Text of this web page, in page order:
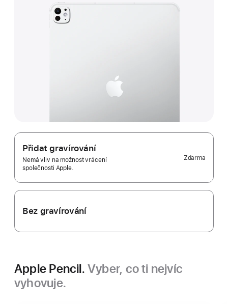
Přidat gravírování
Nemá vliv na možnost vrácení
společnosti Apple.
Zdarma
Bez gravírování
Apple Pencil.Vyber, co ti nejvíc
vyhovuje.